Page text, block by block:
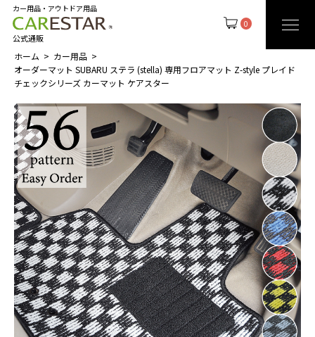
0
カー用品・アウトドア用品
公式通販
ホーム
カー用品
オーダーマット SUBARU ステラ (stella) 専用フロアマット Z-style プレイド
チェックシリーズ カーマット ケアスター